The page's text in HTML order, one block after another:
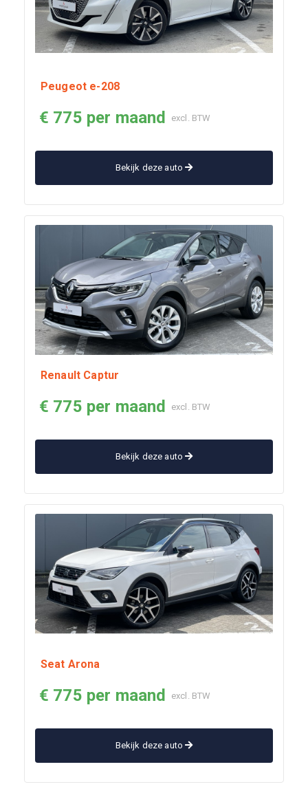
Peugeot e-208
€ 775 per maand excl. BTW
Bekijk deze auto
Renault Captur
€ 775 per maand excl. BTW
Bekijk deze auto
Seat Arona
€ 775 per maand excl. BTW
Bekijk deze auto